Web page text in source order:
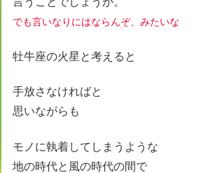
でも言いなりにはならんぞ、みたいな
牡牛座の火星と考えると
手放さなければと
思いながらも
モノに執着してしまうような
地の時代と風の時代の間で